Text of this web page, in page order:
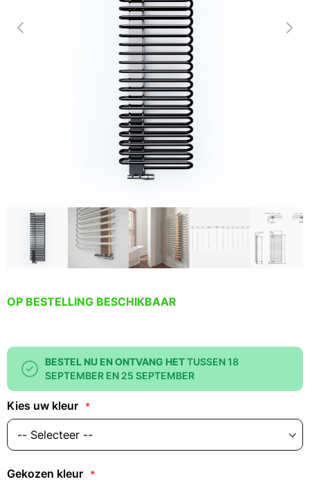
OP BESTELLING BESCHIKBAAR
BESTEL NU EN ONTVANG HETTUSSEN 18
SEPTEMBER EN 25 SEPTEMBER
Kies uw kleur
Gekozen kleur